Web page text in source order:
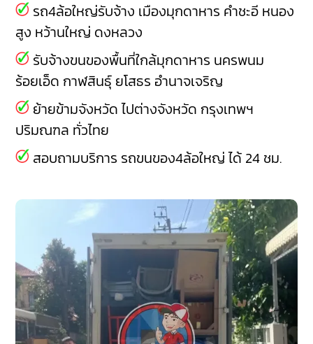
รถ4ล้อใหญ่รับจ้าง เมืองมุกดาหาร คำชะอี หนอง
สูง หว้านใหญ่ ดงหลวง
รับจ้างขนของพื้นที่ใกล้มุกดาหาร นครพนม
ร้อยเอ็ด กาฬสินธุ์ ยโสธร อำนาจเจริญ
ย้ายข้ามจังหวัด ไปต่างจังหวัด กรุงเทพฯ
ปริมณฑล ทั่วไทย
สอบถามบริการ รถขนของ4ล้อใหญ่ ได้ 24 ชม.